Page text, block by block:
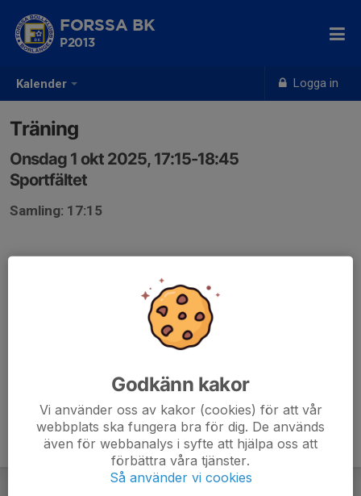
Kalender Logga in
FORSSA BK
P2013
Träning
Onsdag 1 okt 2025, 17:15-18:45
Sportfältet
Samling: 17:15
Godkänn kakor
Vi använder oss av kakor (cookies) för att vår
webbplats ska fungera bra för dig. De används
även för webbanalys i syfte att hjälpa oss att
förbättra våra tjänster.
Så använder vi cookies